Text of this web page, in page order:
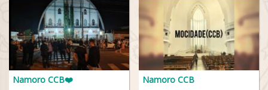
Namoro CCB❤️ Namoro CCB